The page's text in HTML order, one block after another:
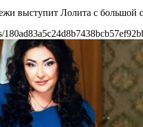
выступит Лолита с большой